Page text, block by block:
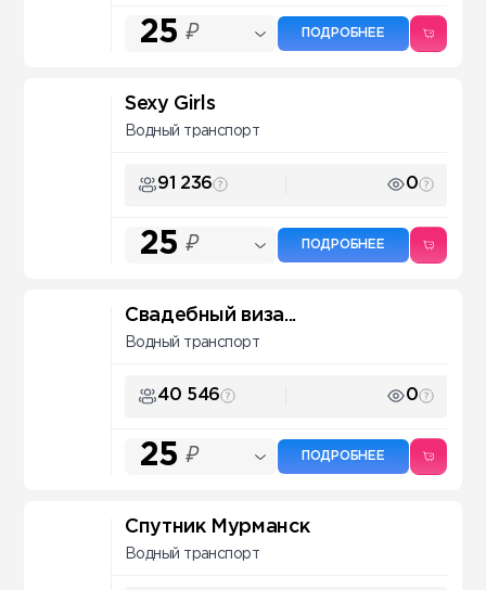
25 ₽ ПОДРОБНЕЕ
Sexy Girls
Водный транспорт
91 236 0
25 ₽ ПОДРОБНЕЕ
Свадебный виза...
Водный транспорт
40 546 0
25 ₽ ПОДРОБНЕЕ
Спутник Мурманск
Водный транспорт